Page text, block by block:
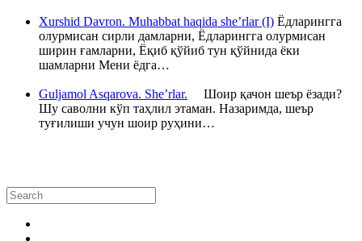
Xurshid Davron. Muhabbat haqida she’rlar (I) Ёдларингга
олурмисан сирли дамларни, Ёдларингга олурмисан
ширин ғамларни, Ёқиб қўйиб тун қўйнида ёки
шамларни Мени ёдга…
Guljamol Asqarova. She’rlar. Шоир қачон шеър ёзади?
Шу саволни кўп таҳлил этаман. Назаримда, шеър
туғилиши учун шоир руҳини…